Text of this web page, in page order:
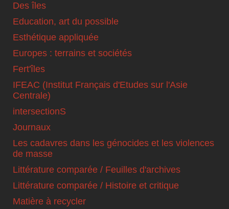
Des îles
Education, art du possible
Esthétique appliquée
Europes : terrains et sociétés
Fert'îles
IFEAC (Institut Français d'Etudes sur l'Asie
Centrale)
intersectionS
Journaux
Les cadavres dans les génocides et les violences
de masse
Littérature comparée / Feuilles d'archives
Littérature comparée / Histoire et critique
Matière à recycler